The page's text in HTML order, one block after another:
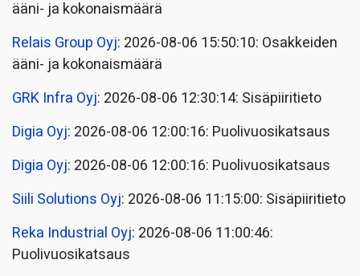
ääni- ja kokonaismäärä
Relais Group Oyj: 2026-08-06 15:50:10: Osakkeiden
ääni- ja kokonaismäärä
GRK Infra Oyj: 2026-08-06 12:30:14: Sisäpiiritieto
Digia Oyj: 2026-08-06 12:00:16: Puolivuosikatsaus
Digia Oyj: 2026-08-06 12:00:16: Puolivuosikatsaus
Siili Solutions Oyj: 2026-08-06 11:15:00: Sisäpiiritieto
Reka Industrial Oyj: 2026-08-06 11:00:46:
Puolivuosikatsaus